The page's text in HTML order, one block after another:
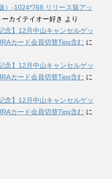
）-1024*768 リリース版アッ
ーカイテイオー好き より
念】12月中山キャンセルゲッ
カード会員切替Tips含む に
念】12月中山キャンセルゲッ
カード会員切替Tips含む に
念】12月中山キャンセルゲッ
カード会員切替Tips含む に